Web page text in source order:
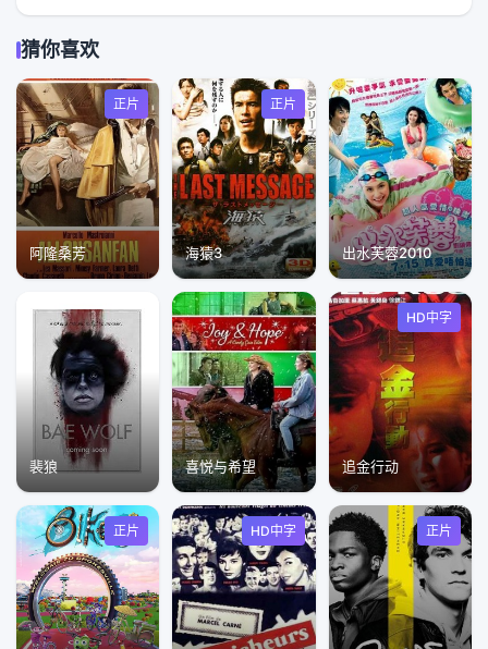
猜你喜欢
正片
阿隆桑芳
正片
海猿3 出水芙蓉2010
裴狼 喜悦与希望
HD中字
追金行动
正片 HD中字 正片